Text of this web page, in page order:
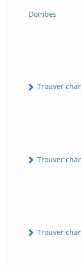
Dombes
Trouver
Trouver
Trouver